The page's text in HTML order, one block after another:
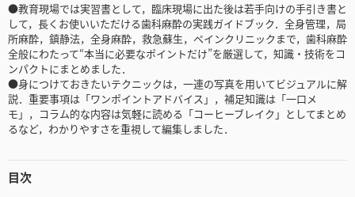
●教育現場では実習書として，臨床現場に出た後は若手向けの手引き書と
して，長くお使いいただける歯科麻酔の実践ガイドブック．全身管理，局
所麻酔，鎮静法，全身麻酔，救急蘇生，ペインクリニックまで，歯科麻酔
全般にわたって“本当に必要なポイントだけ”を厳選して，知識・技術をコ
ンパクトにまとめました．
●身につけておきたいテクニックは，一連の写真を用いてビジュアルに解
説．重要事項は「ワンポイントアドバイス」，補足知識は「一口メ
モ」，コラム的な内容は気軽に読める「コーヒーブレイク」としてまとめ
るなど，わかりやすさを重視して編集しました．
目次